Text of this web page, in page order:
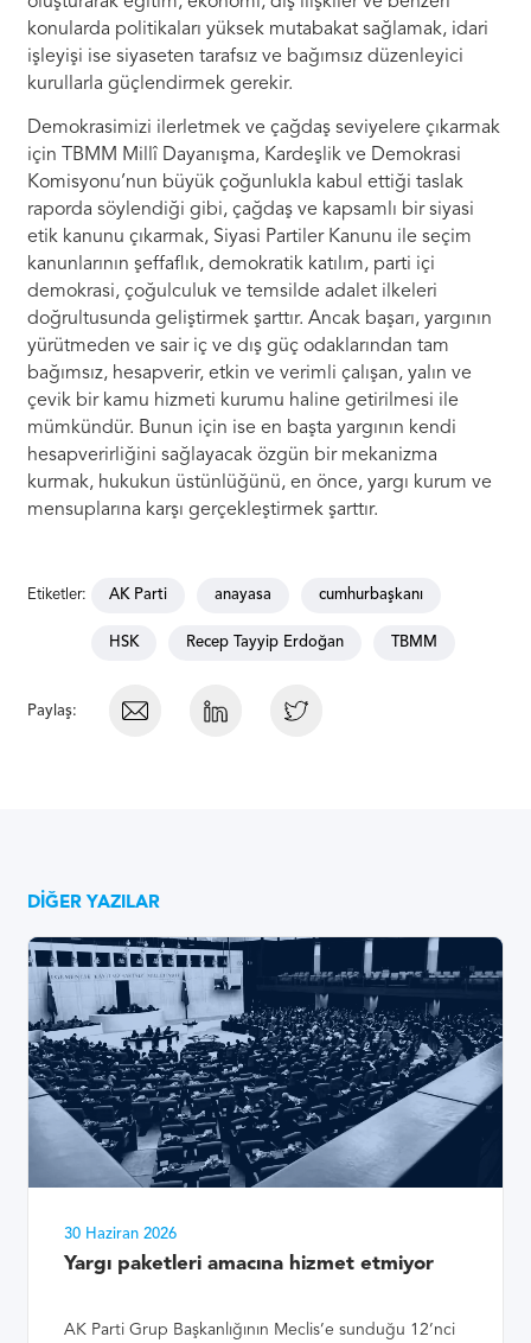
konularda politikaları yüksek mutabakat sağlamak, idari
işleyişi ise siyaseten tarafsız ve bağımsız düzenleyici
kurullarla güçlendirmek gerekir.
Demokrasimizi ilerletmek ve çağdaş seviyelere çıkarmak
için TBMM Millî Dayanışma, Kardeşlik ve Demokrasi
Komisyonu’nun büyük çoğunlukla kabul ettiği taslak
raporda söylendiği gibi, çağdaş ve kapsamlı bir siyasi
etik kanunu çıkarmak, Siyasi Partiler Kanunu ile seçim
kanunlarının şeffaflık, demokratik katılım, parti içi
demokrasi, çoğulculuk ve temsilde adalet ilkeleri
doğrultusunda geliştirmek şarttır. Ancak başarı, yargının
yürütmeden ve sair iç ve dış güç odaklarından tam
bağımsız, hesapverir, etkin ve verimli çalışan, yalın ve
çevik bir kamu hizmeti kurumu haline getirilmesi ile
mümkündür. Bunun için ise en başta yargının kendi
hesapverirliğini sağlayacak özgün bir mekanizma
kurmak, hukukun üstünlüğünü, en önce, yargı kurum ve
mensuplarına karşı gerçekleştirmek şarttır.
Etiketler: AK Parti anayasa cumhurbaşkanı
HSK Recep Tayyip Erdoğan TBMM
Paylaş:
DIĞER YAZILAR
30 Haziran 2026
Yargı paketleri amacına hizmet etmiyor
AK Parti Grup Başkanlığının Meclis’e sunduğu 12’nci